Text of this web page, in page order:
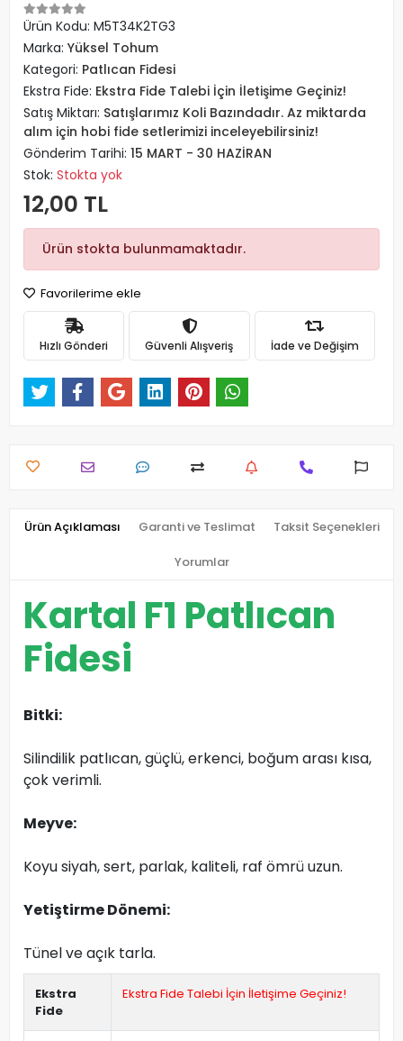
Ürün Kodu: M5T34K2TG3
Marka: Yüksel Tohum
Kategori: Patlıcan Fidesi
Ekstra Fide: Ekstra Fide Talebi İçin İletişime Geçiniz!
Satış Miktarı: Satışlarımız Koli Bazındadır. Az miktarda
alım için hobi fide setlerimizi inceleyebilirsiniz!
Gönderim Tarihi: 15 MART - 30 HAZİRAN
Stok: Stokta yok
12,00 TL
Ürün stokta bulunmamaktadır.
Favorilerime ekle
Hızlı Gönderi Güvenli Alışveriş İade ve Değişim
Ürün Açıklaması Garanti ve Teslimat Taksit Seçenekleri
Yorumlar
Kartal F1 Patlıcan
Fidesi
Bitki:
Silindilik patlıcan, güçlü, erkenci, boğum arası kısa,
çok verimli.
Meyve:
Koyu siyah, sert, parlak, kaliteli, raf ömrü uzun.
Yetiştirme Dönemi:
Tünel ve açık tarla.
Ekstra
Fide
Ekstra Fide Talebi İçin İletişime Geçiniz!